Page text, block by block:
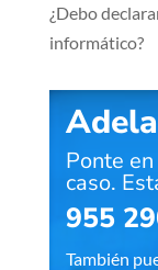
¿Debo
informático?
Ponte
caso.
955
También